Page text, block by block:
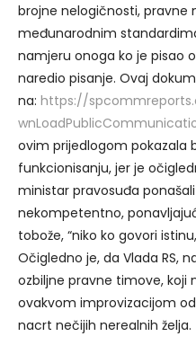
brojne nelogičnosti, pravne
međunarodnim
namjeru onoga ko je pisao
naredio pisanje. Ovaj
na: https://
ovim prijedlogom pokazala
funkcionisanju, jer je
ministar pravosuđa
nekompetentno,
tobože, “niko ko govori
Očigledno je, da Vlada RS,
ozbiljne pravne timove, koji
ovakvom improvizacijom
nacrt nečijih nerealnih želja.